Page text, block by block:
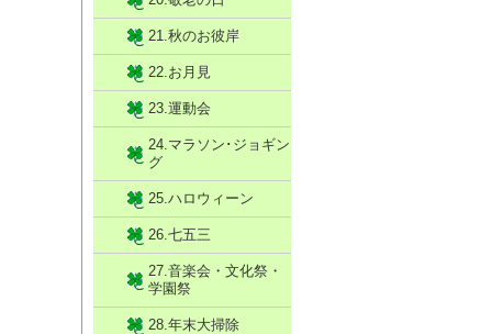
21.秋のお彼岸
22.お月見
23.運動会
24.マラソン･ジョギン
グ
25.ハロウィーン
26.七五三
27.音楽会・文化祭・
学園祭
28.年末大掃除